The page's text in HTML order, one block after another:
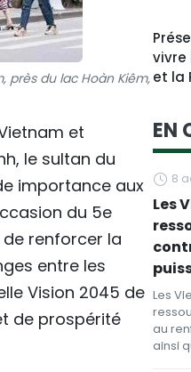
près du lac Hoàn Kiêm,
et
le sultan du
importance aux
du 5e
renforcer la
entre les
Vision 2045 de
de prospérité
vivre
et la
EN
8
Les
Les
au
ainsi